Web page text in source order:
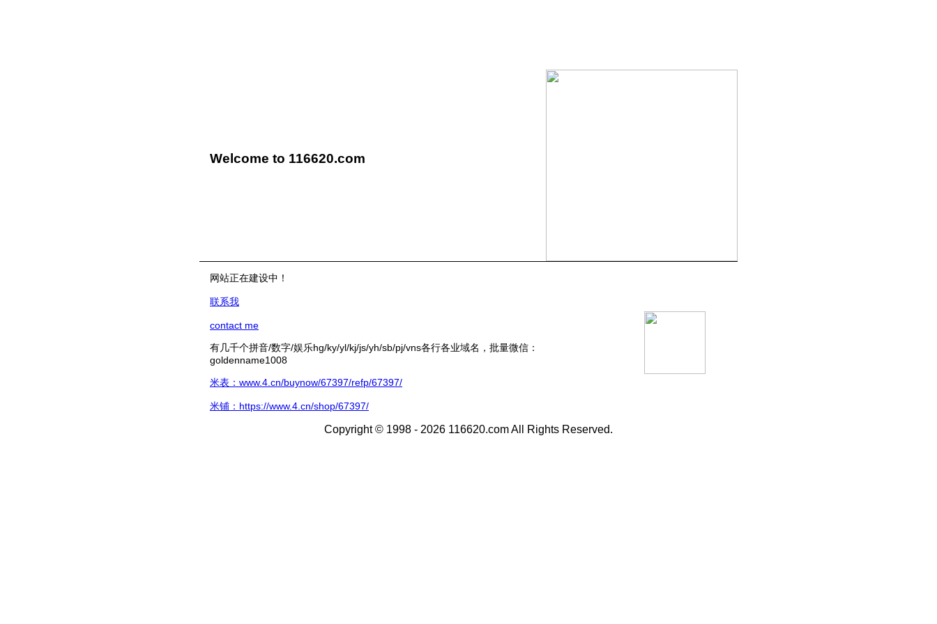
Welcome to 116620.com
网站正在建设中！
联系我
contact me
有几千个拼音/数字/娱乐hg/ky/yl/kj/js/yh/sb/pj/vns各行各业域名，批量微信：
goldenname1008
米表：www.4.cn/buynow/67397/refp/67397/
米铺：https://www.4.cn/shop/67397/
Copyright © 1998 - 2026 116620.com All Rights Reserved.